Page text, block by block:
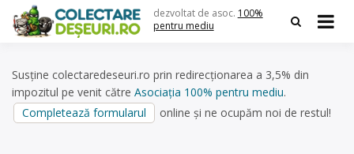
content
dezvoltat de asoc. 100%
pentru mediu
Susține colectaredeseuri.ro prin redirecționarea a 3,5% din
impozitul pe venit către Asociația 100% pentru mediu.
Completează formularul
online și ne ocupăm noi de restul!